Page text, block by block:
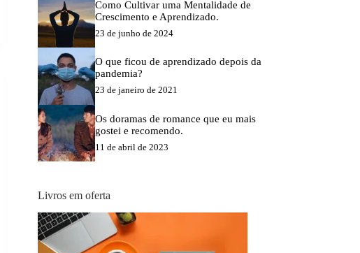
Como Cultivar uma Mentalidade de
Crescimento e Aprendizado.
23 de junho de 2024
O que ficou de aprendizado depois da
pandemia?
23 de janeiro de 2021
Os doramas de romance que eu mais
gostei e recomendo.
11 de abril de 2023
Livros em oferta